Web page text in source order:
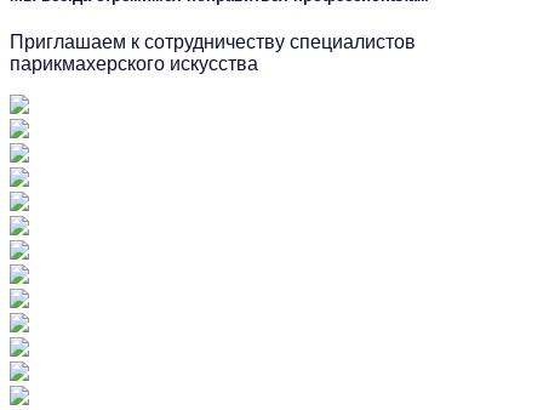
Приглашаем к сотрудничеству специалистов
парикмахерского искусства